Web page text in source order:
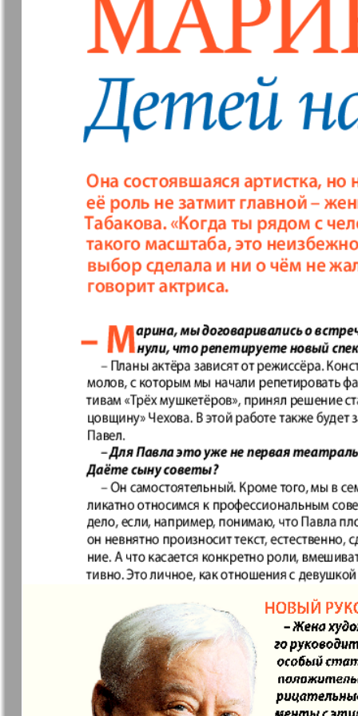
30
3
7
13
19
25
31
37
43
49
61
МК-Германия
планета мнений
МК-
Новые Земляки
Panorama-mir Партнер
Русский вояж
Архив необновляющихся на сайте изданий
7плюс7я Авангард
Анонс Антенна
Афиша Augsburg Бизнес
Версия
Вечное
сокровище
Восточная
Германия